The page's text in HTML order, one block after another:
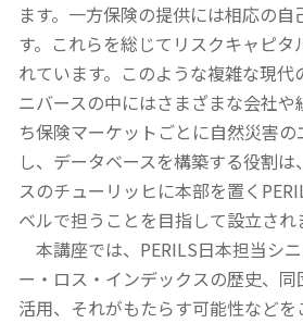
ます。一方保険の提供には相応の
す。これらを総じてリスクキャピ
れています。このような複雑な現
ニバースの中にはさまざまな会社
ち保険マーケットごとに自然災害
し、データベースを構築する役割
スのチューリッヒに本部を置く
ベルで担うことを目指して設立され
本講座では、PERILS日本担当シ
ー・ロス・インデックスの歴史、
活用、それがもたらす可能性など